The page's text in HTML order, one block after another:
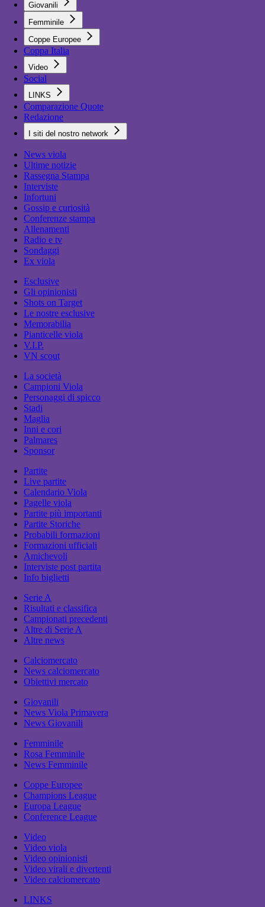
Giovanili
Femminile
Coppe Europee
Coppa Italia
Video
Social
LINKS
Comparazione Quote
Redazione
I siti del nostro network
News viola
Ultime notizie
Rassegna Stampa
Interviste
Infortuni
Gossip e curiosità
Conferenze stampa
Allenamenti
Radio e tv
Sondaggi
Ex viola
Esclusive
Gli opinionisti
Shots on Target
Le nostre esclusive
Memorabilia
Pianticelle viola
V.I.P.
VN scout
La società
Campioni Viola
Personaggi di spicco
Stadi
Maglia
Inni e cori
Palmares
Sponsor
Partite
Live partite
Calendario Viola
Pagelle viola
Partite più importanti
Partite Storiche
Probabili formazioni
Formazioni ufficiali
Amichevoli
Interviste post partita
Info biglietti
Serie A
Risultati e classifica
Campionati precedenti
Altre di Serie A
Altre news
Calciomercato
News calciomercato
Obiettivi mercato
Giovanili
News Viola Primavera
News Giovanili
Femminile
Rosa Femminile
News Femminile
Coppe Europee
Champions League
Europa League
Conference League
Video
Video viola
Video opinionisti
Video virali e divertenti
Video calciomercato
LINKS